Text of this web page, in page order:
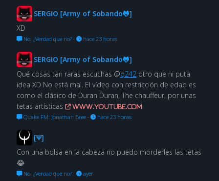
SERGIO [Army of Sobando🐸]
XD
No. ¿Verdad que no?· hace 23 horas
SERGIO [Army of Sobando🐸]
Qué cosas tan raras escuchas @q242 otro que ni puta
idea XD No está mal. El vídeo con restricción de edad es
como el clásico de Duran Duran, The chauffeur, por unas
tetas artísticas
www.youtube.com
Quake FM: Jonathan Bree· hace 23 horas
[Ψ]
Con una bolsa en la cabeza no puedo morderles las tetas
😂
No. ¿Verdad que no?· ayer